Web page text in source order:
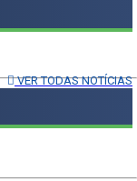
VER TODAS NOTÍCIAS